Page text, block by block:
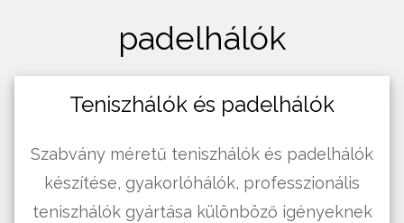
padelhálók
Teniszhálók és padelhálók
Szabvány méretű teniszhálók és padelhálók
készí­tése, gyakorlóhálók, professzionális
teniszhálók gyártása különböző igényeknek